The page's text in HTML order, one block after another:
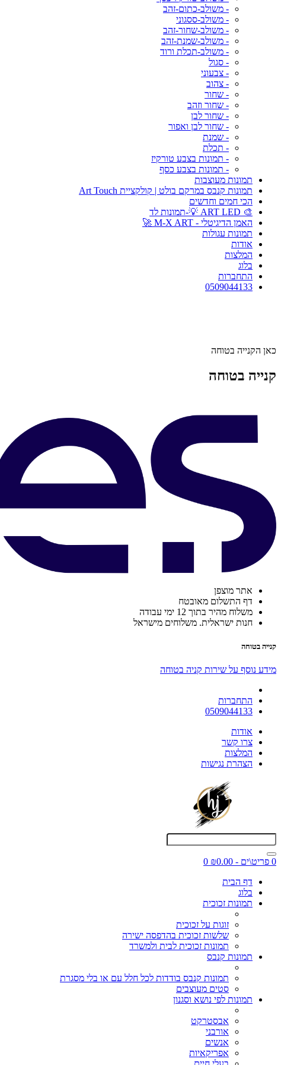
- משולב-כתום-זהב
- משולב-ססגוני
- משולב-שחור-זהב
- משולב-שמנת-זהב
- משולב-תכלת ורוד
- סגול
- צבעוני
- צהוב
- שחור
- שחור וזהב
- שחור לבן
- שחור לבן ואפור
- שמנת
- תכלת
- תמונות בצבע טורקיז
- תמונות בצבע כסף
תמונות מעוצבות
תמונות קנבס במרקם בולט | קולקציית Art Touch
הכי חמים וחדשים
🎨 ART LED 💡-תמונות לד
האמן הדיגיטלי - M-X ART 🚀
תמונות עגולות
אודות
המלצות
בלוג
התחברות
0509044133
כאן הקנייה בטוחה
קנייה בטוחה
אתר מוצפן
דף התשלום מאובטח
משלוח מהיר בתוך 12 ימי עבודה
חנות ישראלית. משלוחים מישראל
קנייה בטוחה
מידע נוסף על שירות קניה בטוחה
התחברות
0509044133
אודות
צרו קשר
המלצות
הצהרת נגישות
0 פריט\ים - ₪0.00
0
דף הבית
בלוג
תמונות זכוכית
זוגות על זכוכית
שלשות זכוכית בהדפסה ישירה
תמונות זכוכית לבית ולמשרד
תמונות קנבס
תמונות קנבס בודדות לכל חלל עם או בלי מסגרת
סטים מעוצבים
תמונות לפי נושא וסגנון
אבסטרקט
אורבני
אנשים
אפריקאיות